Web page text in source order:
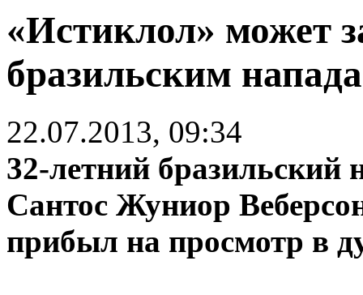
«Истиклол» может
бразильским
22.07.2013, 09:34
32-летний
Сантос Жуниор
прибыл на просмотр в